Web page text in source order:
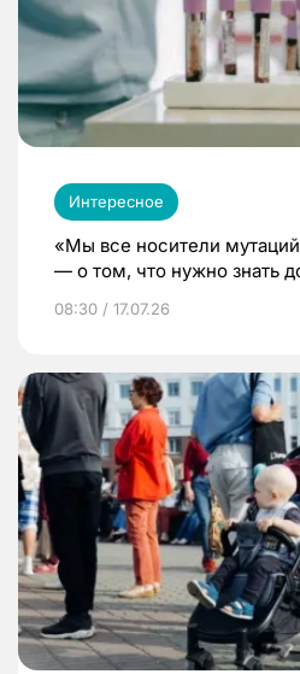
Интересное
«Мы все носители
— о том, что нужно знать
08:30 / 17.07.26